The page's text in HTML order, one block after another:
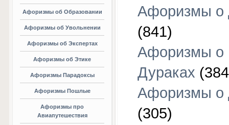
Афоризмы об Образовании
Афоризмы об Увольнении
Афоризмы об Экспертах
Афоризмы об Этике
Афоризмы Парадоксы
Афоризмы Пошлые
Афоризмы про
Авиапутешествия
Афоризмы о
(841)
Афоризмы о
Дураках
Афоризмы о
(305)